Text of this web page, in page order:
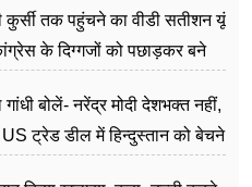
तक पहुंचने का वीडी सतीशन यूं
के दिग्गजों को पछाड़कर बने
बोलें- नरेंद्र मोदी देशभक्त नहीं,
US ट्रेड डील में हिन्दुस्तान को बेचने